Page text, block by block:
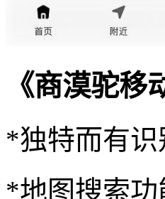
《商漠驼
*独特而有
*地图搜索